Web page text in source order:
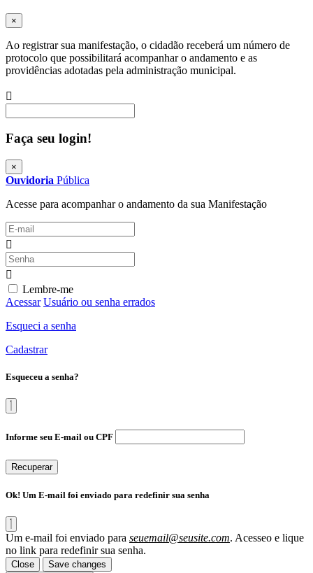
×
Ao registrar sua manifestação, o cidadão receberá um número de
protocolo que possibilitará acompanhar o andamento e as
providências adotadas pela administração municipal.
Faça seu login!
×
Ouvidoria Pública
Acesse para acompanhar o andamento da sua Manifestação
Lembre-me
Acessar Usuário ou senha errados
Esqueci a senha
Cadastrar
Esqueceu a senha?
Informe seu E-mail ou CPF
Recuperar
Ok! Um E-mail foi enviado para redefinir sua senha
Um e-mail foi enviado para seuemail@seusite.com. Acesseo e lique
no link para redefinir sua senha.
Close Save changes